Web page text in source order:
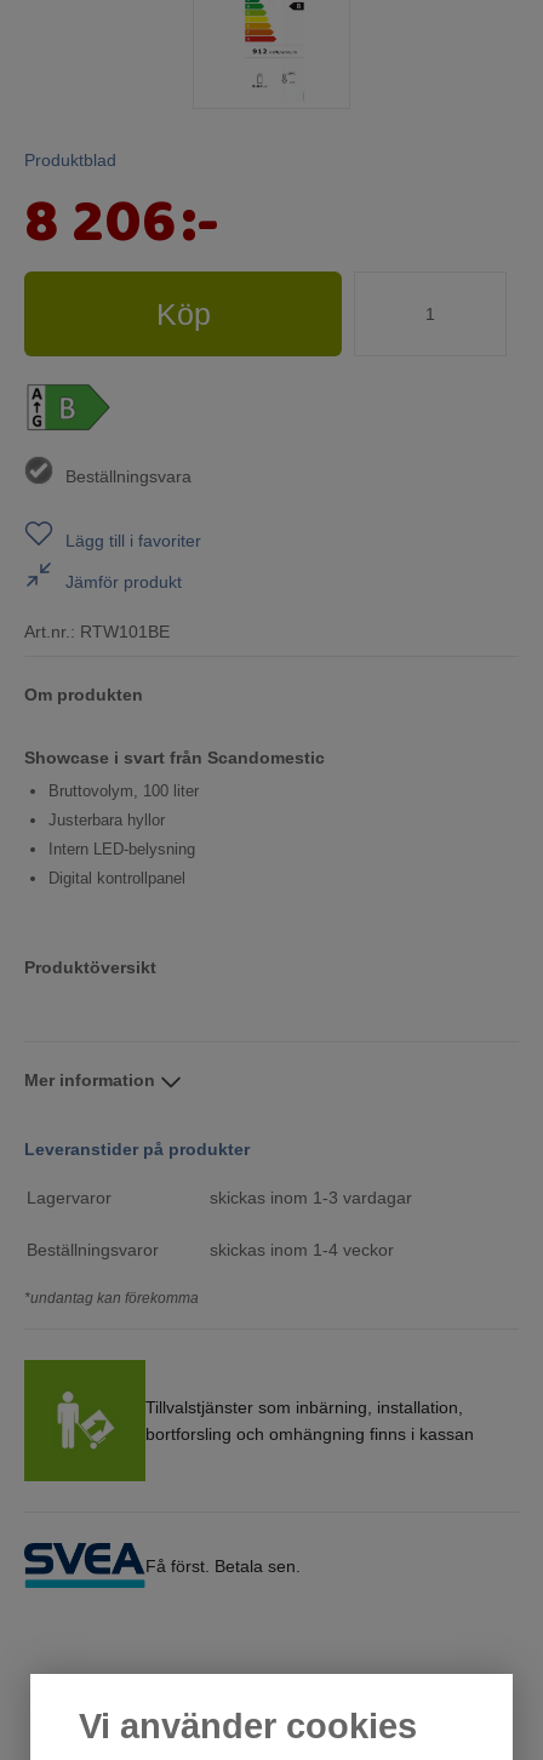
Vi använder cookies
Produktblad
8 206:-
Köp
Beställningsvara
Lägg till i favoriter
Jämför produkt
Art.nr.: RTW101BE
Om produkten
Showcase i svart från Scandomestic
Bruttovolym, 100 liter
Justerbara hyllor
Intern LED-belysning
Digital kontrollpanel
Produktöversikt
Mer information
Leveranstider på produkter
Lagervaror skickas inom 1-3 vardagar
Beställningsvaror skickas inom 1-4 veckor
*undantag kan förekomma
Tillvalstjänster som inbärning, installation,
bortforsling och omhängning finns i kassan
Få först. Betala sen.
Andra har också tittat på